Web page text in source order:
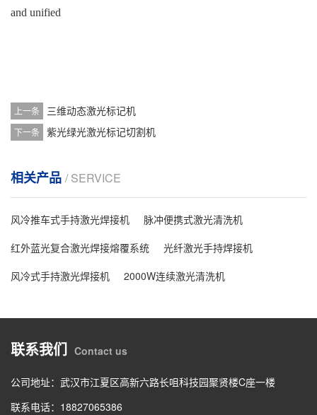
and unified
上一条 三维动态激光标记机
下一条 紫光绿光激光标记切割机
相关产品 / SERVICE
风冷推车式手持激光焊接机
脉冲便携式激光清洗机
红外蓝光复合激光焊接熔覆系统
光纤激光手持焊接机
风冷式手持激光焊接机
2000W连续激光清洗机
联系我们 Contact us
公司地址：武汉市江夏区高新六路长咀科技园聚贤楼C座一楼
联系电话：18827065386